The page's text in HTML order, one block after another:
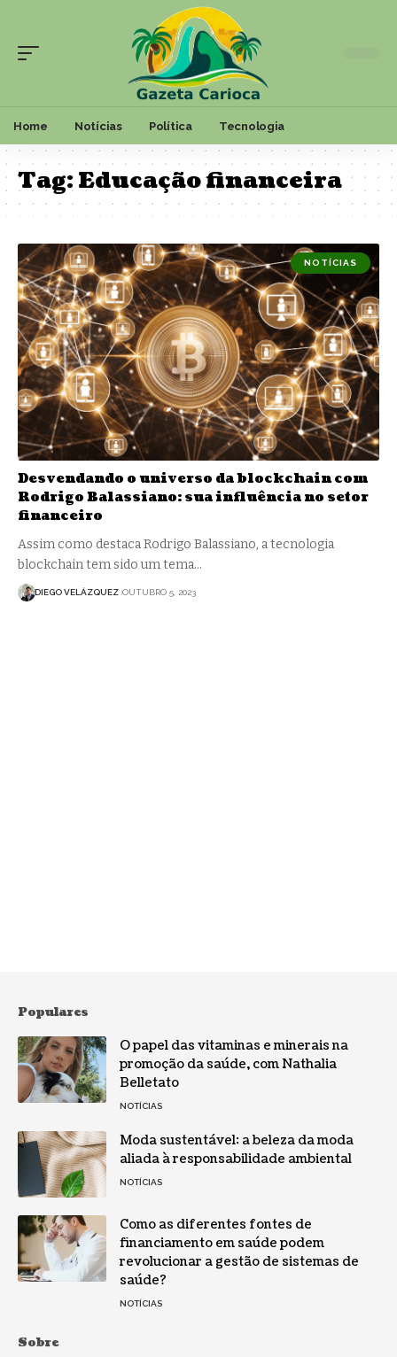
Home Notícias Política Tecnologia
Tag:Educação financeira
NOTÍCIAS
Desvendando o universo da blockchain com
Rodrigo Balassiano: sua influência no setor
financeiro
Assim como destaca Rodrigo Balassiano, a tecnologia
blockchain tem sido um tema…
DIEGO VELÁZQUEZ OUTUBRO 5, 2023
Populares
O papel das vitaminas e minerais na
promoção da saúde, com Nathalia
Belletato
NOTÍCIAS
Moda sustentável: a beleza da moda
aliada à responsabilidade ambiental
NOTÍCIAS
Como as diferentes fontes de
financiamento em saúde podem
revolucionar a gestão de sistemas de
saúde?
NOTÍCIAS
Sobre